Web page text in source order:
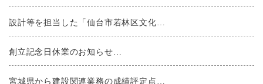
設計等を担当した「仙台市若林区文化…
創立記念日休業のお知らせ…
宮城県から建設関連業務の成績評定点…